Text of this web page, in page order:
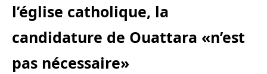
l’église catholique, la
candidature de Ouattara «n’est
pas nécessaire»